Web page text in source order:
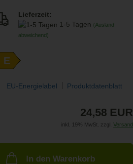
Lieferzeit:
1-5 Tagen (Ausland
abweichend)
EU-Energielabel Produktdatenblatt
24,58 EUR
inkl. 19% MwSt. zzgl. Versand
In den Warenkorb